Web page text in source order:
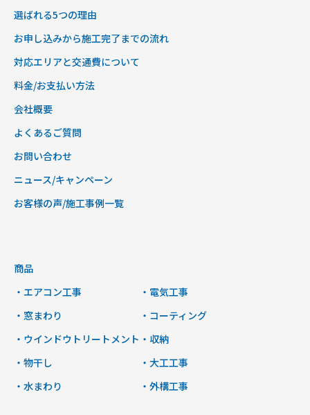
選ばれる5つの理由
お申し込みから施工完了までの流れ
対応エリアと交通費について
料金/お支払い方法
会社概要
よくあるご質問
お問い合わせ
ニュース/キャンペーン
お客様の声/施工事例一覧
商品
・エアコン工事
・窓まわり
・ウインドウトリートメント
・物干し
・水まわり
・電気工事
・コーティング
・収納
・大工工事
・外構工事